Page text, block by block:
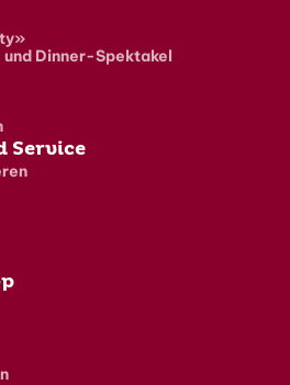
Dinner-Spektakel
Service